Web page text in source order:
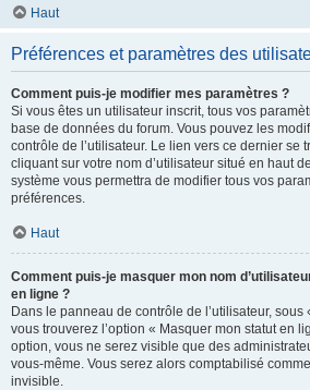
Haut
Préférences et paramètres des
Comment puis-je modifier mes paramètres ?
Si vous êtes un utilisateur inscrit, tous vos
base de données du forum. Vous pouvez les
contrôle de l’utilisateur. Le lien vers ce dernier se
cliquant sur votre nom d’utilisateur situé en haut
système vous permettra de modifier tous vos
préférences.
Haut
Comment puis-je masquer mon nom
en ligne ?
Dans le panneau de contrôle de l’utilisateur,
vous trouverez l’option « Masquer mon statut en
option, vous ne serez visible que des
vous-même. Vous serez alors comptabilisé
invisible.